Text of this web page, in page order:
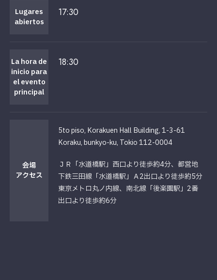
Lugares
abiertos
17:30
La hora de
inicio para
el evento
principal
18:30
会場
アクセス
5to piso, Korakuen Hall Building, 1-3-61
Koraku, bunkyo-ku, Tokio 112-0004
ＪＲ「水道橋駅」西口より徒歩約4分、都営地
下鉄三田線「水道橋駅」Ａ2出口より徒歩約5分
東京メトロ丸ノ内線、南北線「後楽園駅」2番
出口より徒歩約6分